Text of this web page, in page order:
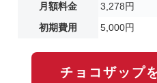
月額料金
3,278円
初期費用
5,000円
チョコザップ